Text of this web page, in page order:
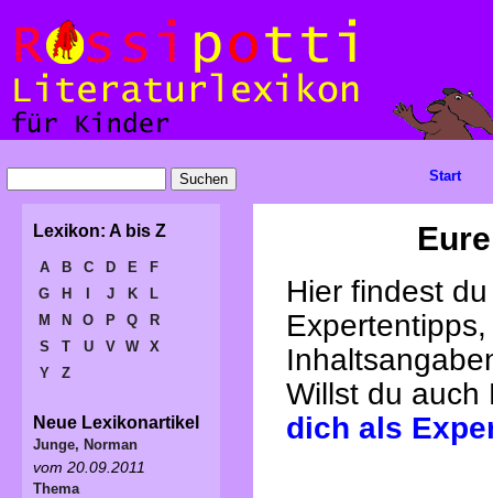
Hier findest
Willst du
dich als
Start
Lexikon: A bis Z
A B C D E
F
G
H J K
L
M
N O P Q
R
S
T U V W
X
Y
Z
Neue Lexikonartikel
Junge, Norman
vom 20.09.2011
Thema